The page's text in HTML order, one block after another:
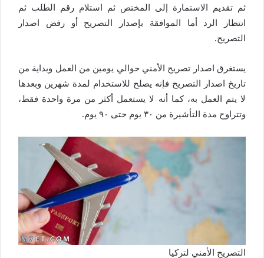
ثم تقديم الاستمارة إلى المختص ثم استلام رقم الطلب ثم
انتظار الرد أما الموافقة بإصدار التصريح أو رفض اصدار
التصريح.
يستغرق اصدار تصريح الأمني حوالي يومين من العمل وبداية من
تاريخ اصدار التصريح فإنه يصلح للاستخدام لمدة شهرين وبعدها
لا يتم العمل به، كما أنه لا يستعمل أكثر من مرة واحدة فقط،
وتتراوح مدة التأشيرة من ٣٠ يوم حتى ٩٠ يوم.
التصريح الأمني لتركيا